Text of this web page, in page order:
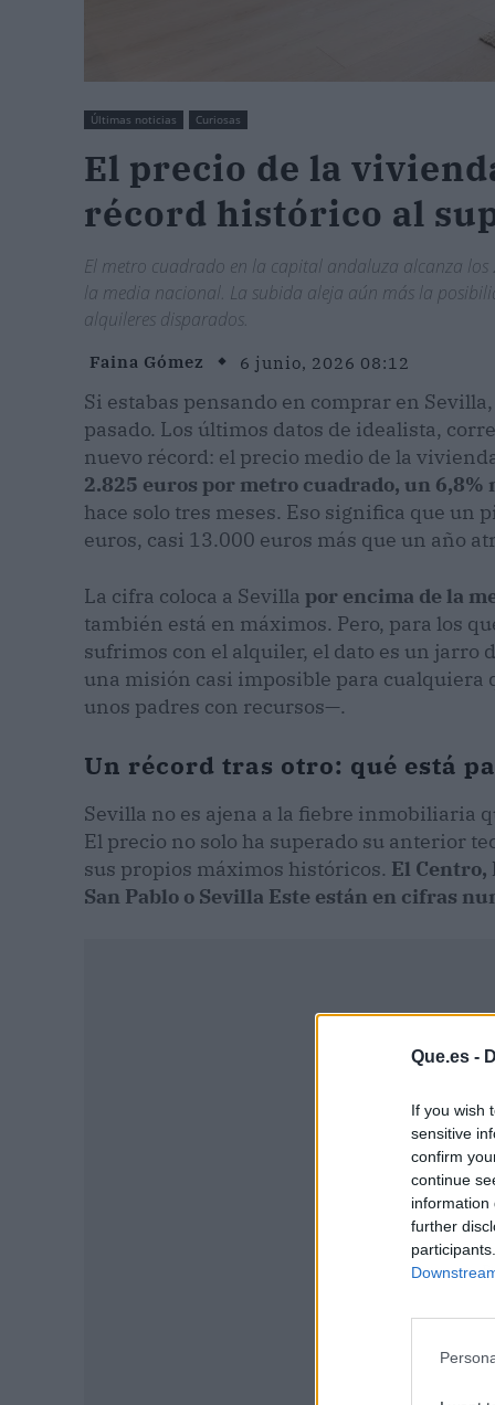
Que.es -
If you wish
sensitive
confirm
continue
information
further
Últimas noticias Curiosas
El precio de la
récord histórico al
El metro cuadrado en la capital andaluza alcanza
la media nacional. La subida aleja aún más la
alquileres disparados.
Faina Gómez 6 junio, 2026 08:12
Si estabas pensando en comprar en
pasado. Los últimos datos de idealista,
nuevo récord: el precio medio de la
2.825 euros por metro cuadrado, un 6,8%
hace solo tres meses. Eso significa que un
euros, casi 13.000 euros más que un año
La cifra coloca a Sevilla por encima de la
también está en máximos. Pero, para los
sufrimos con el alquiler, el dato es un jarro
una misión casi imposible para cualquiera
unos padres con recursos—.
Un récord tras otro: qué está
Sevilla no es ajena a la fiebre inmobiliaria
El precio no solo ha superado su anterior
sus propios máximos históricos. El Centro,
San Pablo o Sevilla Este están en cifras